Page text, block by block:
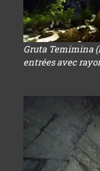
Gruta Temimina
entrées avec